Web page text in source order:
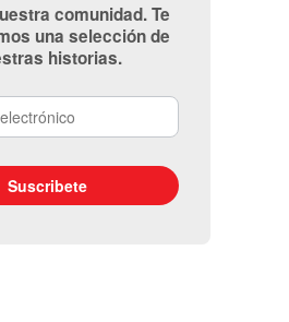
comunidad. Te
una selección de
historias.